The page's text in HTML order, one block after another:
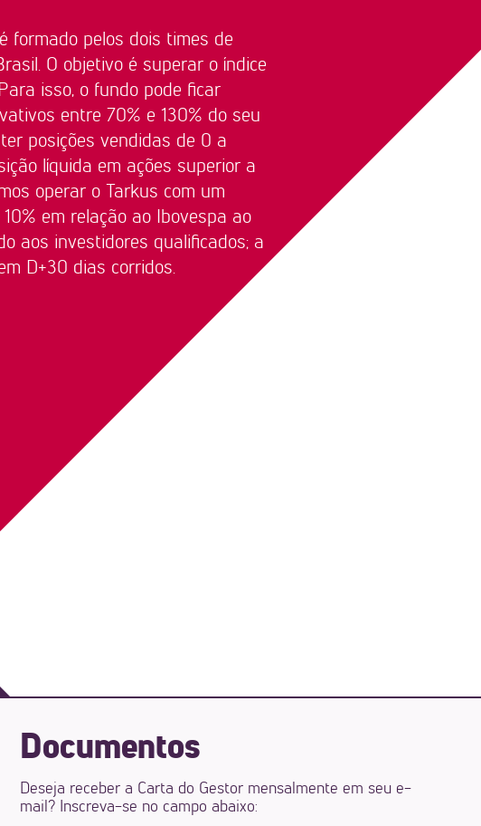
formado pelos dois times de
O objetivo é superar o índice
isso, o fundo pode ficar
entre 70% e 130% do seu
posições vendidas de 0 a
líquida em ações superior a
operar o Tarkus com um
em relação ao Ibovespa ao
aos investidores qualificados; a
D+30 dias corridos.
Documentos
Deseja receber a Carta do Gestor mensalmente em seu e-
mail? Inscreva-se no campo abaixo: